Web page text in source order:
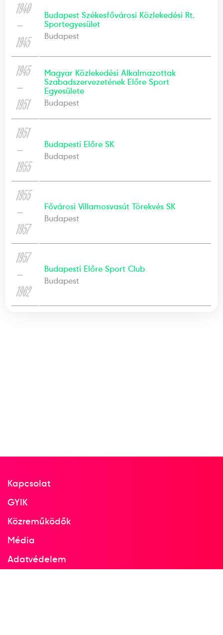
1940
—
1945
Budapest Székesfővárosi Közlekedési Rt.
Sportegyesület
Budapest
1945
—
1951
Magyar Közlekedési Alkalmazottak
Szabadszervezetének Előre Sport
Egyesülete
Budapest
1951
—
1955
Budapesti Előre SK
Budapest
1955
—
1957
Fővárosi Villamosvasút Törekvés SK
Budapest
1957
—
1962
Budapesti Előre Sport Club
Budapest
Kapcsolat
GYIK
Közreműködők
Média
Adatvédelem